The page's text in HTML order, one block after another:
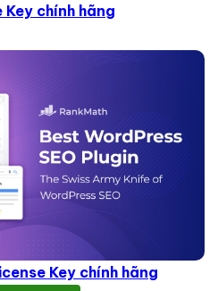
chính hãng
Key chính hãng